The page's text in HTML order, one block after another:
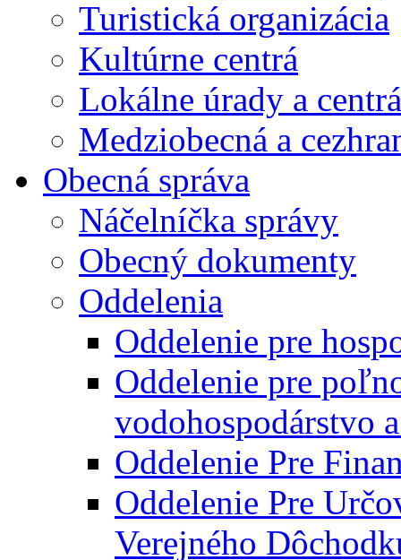
Turistická organizácia
Kultúrne centrá
Lokálne úrady a centrá
Medziobecná a
Obecná správa
Náčelníčka správy
Obecný dokumenty
Oddelenia
Oddelenie pre
Oddelenie pre
vodohospodárstvo
Oddelenie Pre
Oddelenie Pre
Verejného